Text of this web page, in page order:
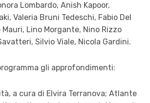
Lombardo, Anish Kapoor,
Valeria Bruni Tedeschi, Fabio Del
Lino Morgante, Nino Rizzo
Silvio Viale, Nicola Gardini.
gli approfondimenti:
a cura di Elvira Terranova; Atlante